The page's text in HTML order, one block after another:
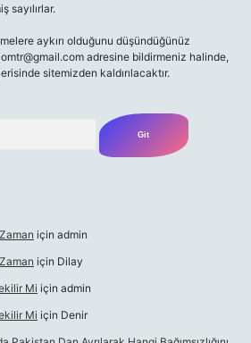
sayılırlar.
aykırı olduğunu düşündüğünüz
adresine bildirmeniz halinde,
sitemizden kaldırılacaktır.
için admin
için Dilay
Mi için admin
Mi için Denir